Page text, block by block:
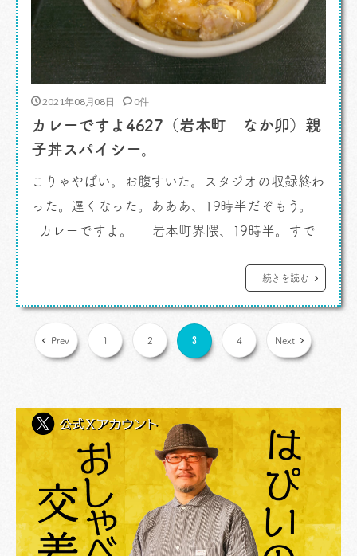
2021年08月08日 0件
カレーですよ4627（岩本町 なか卯）親
子丼スパイシー。
こりゃやばい。お腹すいた。スタジオの収録終わ
った。遅くなった。あああ、19時半だぞもう。
カレーですよ。 岩本町界隈、19時半。すで
ピンチに陥っておりました。そんな最中であるの
にいつもの道を外れてフラフラと歩きます。町ブ
ラ魂はピンチの時にも発動してしまうのです、困
ったもんだ。 たまたま見つけたありがた […]
続きを読む
Prev 1 2 3 4 Next